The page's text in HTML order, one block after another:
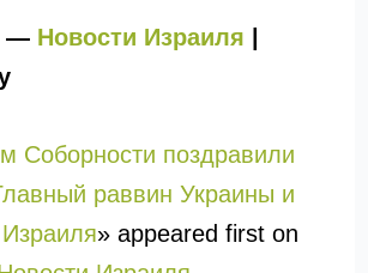
— Новости Израиля
Соборности поздравили
раввин Украины и
» appeared first on